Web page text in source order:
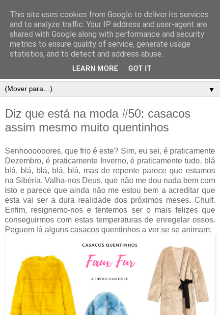
▼
Diz que está na moda #50: casacos
assim mesmo muito quentinhos
Senhoooooores, que frio é este? Sim, eu sei, é praticamente
Dezembro, é praticamente Inverno, é praticamente tudo, blá
blá, blá, blá, blá, blá, mas de repente parece que estamos
na Sibéria. Valha-nos Deus, que não me dou nada bem com
isto e parece que ainda não me estou bem a acreditar que
esta vai ser a dura realidade dos próximos meses. Chuif.
Enfim, resignemo-nos e tentemos ser o mais felizes que
conseguirmos com estas temperaturas de enregelar ossos.
Peguem lá alguns casacos quentinhos a ver se se animam:
This site uses cookies from Google to deliver its services
and to analyze traffic. Your IP address and user-agent are
shared with Google along with performance and security
metrics to ensure quality of service, generate usage
statistics, and to detect and address abuse.
LEARN MORE GOT IT